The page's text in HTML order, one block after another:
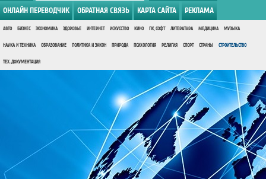
ОНЛАЙН ПЕРЕВОДЧИК ОБРАТНАЯ СВЯЗЬ КАРТА САЙТА РЕКЛАМА
АВТО БИЗНЕС ЭКОНОМИКА ЗДОРОВЬЕ ИНТЕРНЕТ ИСКУССТВО КИНО ПК, СОФТ ЛИТЕРАТУРА МЕДИЦИНА МУЗЫКА
НАУКА И ТЕХНИКА ОБРАЗОВАНИЕ ПОЛИТИКА И ЗАКОН ПРИРОДА ПСИХОЛОГИЯ РЕЛИГИЯ СПОРТ СТРАНЫ СТРОИТЕЛЬСТВО
ТЕХ. ДОКУМЕНТАЦИЯ